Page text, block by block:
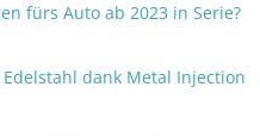
fürs Auto ab 2023 in Serie?
dank Metal Injection